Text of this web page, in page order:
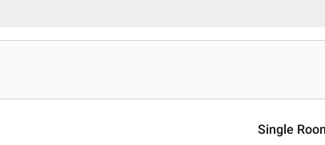
Single